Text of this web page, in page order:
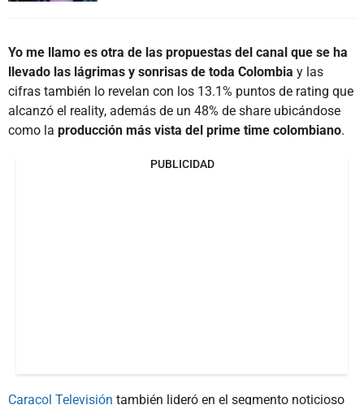
Yo me llamo es otra de las propuestas del canal que se ha
llevado las lágrimas y sonrisas de toda Colombia y las
cifras también lo revelan con los 13.1% puntos de rating que
alcanzó el reality, además de un 48% de share ubicándose
como la producción más vista del prime time colombiano.
PUBLICIDAD
Caracol Televisión también lideró en el segmento noticioso